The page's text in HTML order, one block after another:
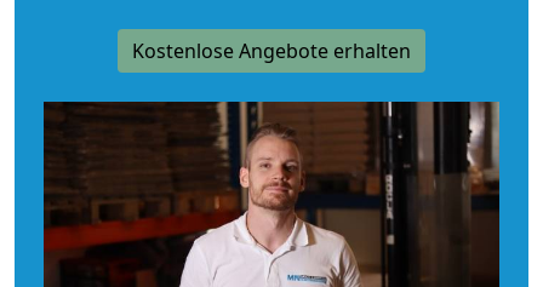
Kostenlose Angebote erhalten